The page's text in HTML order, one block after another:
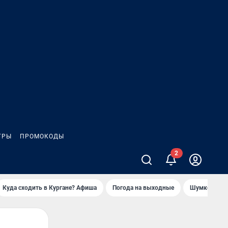
ПРОМОКОДЫ
Куда сходить в Кургане? Афиша Погода на выходные Шумков в